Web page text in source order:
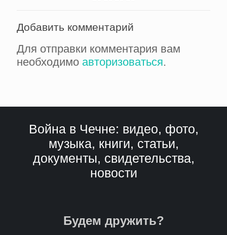
Добавить комментарий
Для отправки комментария вам
необходимо авторизоваться.
Война в Чечне: видео, фото,
музыка, книги, статьи,
документы, свидетельства,
новости
Будем дружить?